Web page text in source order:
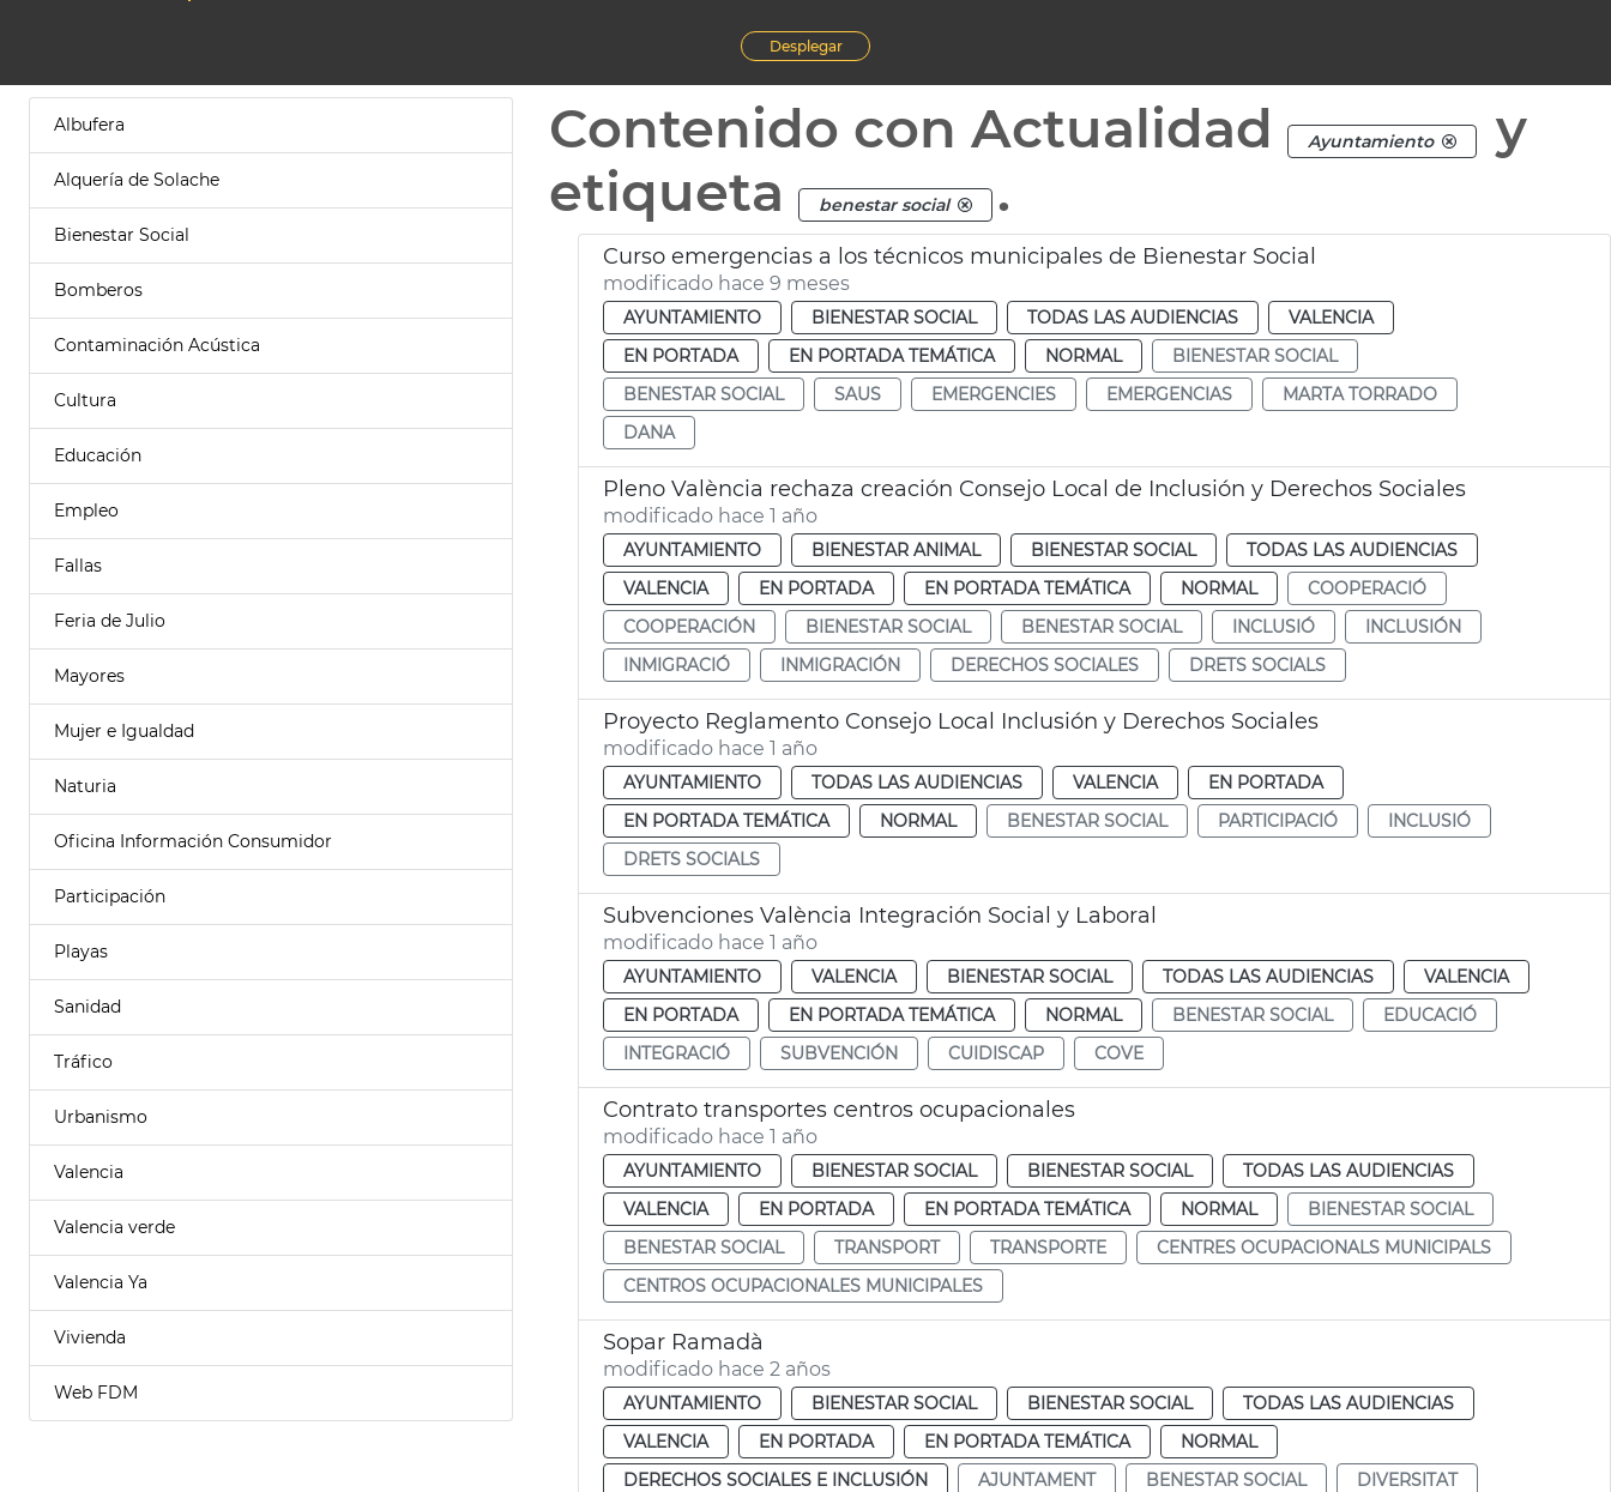
Desplegar
Albufera
Alquería de Solache
Bienestar Social
Bomberos
Contaminación Acústica
Cultura
Educación
Empleo
Fallas
Feria de Julio
Mayores
Mujer e Igualdad
Naturia
Oficina Información Consumidor
Participación
Playas
Sanidad
Tráfico
Urbanismo
Valencia
Valencia verde
Valencia Ya
Vivienda
Web FDM
Contenido con Actualidad Ayuntamiento
y
etiqueta
benestar social .
Curso emergencias a los técnicos municipales de Bienestar Social
modificado hace 9 meses
AYUNTAMIENTO BIENESTAR SOCIAL TODAS LAS AUDIENCIAS
VALENCIA
EN PORTADA
EN PORTADA TEMÁTICA NORMAL
BIENESTAR SOCIAL
BENESTAR SOCIAL
SAUS EMERGENCIES EMERGENCIAS
MARTA TORRADO
DANA
Pleno València rechaza creación Consejo Local de Inclusión y Derechos Sociales
modificado hace 1 año
AYUNTAMIENTO BIENESTAR ANIMAL BIENESTAR SOCIAL
TODAS LAS AUDIENCIAS
VALENCIA
EN PORTADA EN PORTADA TEMÁTICA NORMAL
COOPERACIÓ
COOPERACIÓN
BIENESTAR SOCIAL BENESTAR SOCIAL INCLUSIÓ
INCLUSIÓN
INMIGRACIÓ
INMIGRACIÓN DERECHOS SOCIALES DRETS SOCIALS
Proyecto Reglamento Consejo Local Inclusión y Derechos Sociales
modificado hace 1 año
AYUNTAMIENTO TODAS LAS AUDIENCIAS VALENCIA
EN PORTADA
EN PORTADA TEMÁTICA
NORMAL BENESTAR SOCIAL PARTICIPACIÓ
INCLUSIÓ
DRETS SOCIALS
Subvenciones València Integración Social y Laboral
modificado hace 1 año
AYUNTAMIENTO VALENCIA BIENESTAR SOCIAL TODAS LAS AUDIENCIAS
VALENCIA
EN PORTADA
EN PORTADA TEMÁTICA NORMAL BENESTAR SOCIAL
EDUCACIÓ
INTEGRACIÓ
SUBVENCIÓN CUIDISCAP COVE
Contrato transportes centros ocupacionales
modificado hace 1 año
AYUNTAMIENTO BIENESTAR SOCIAL BIENESTAR SOCIAL
TODAS LAS AUDIENCIAS
VALENCIA
EN PORTADA EN PORTADA TEMÁTICA NORMAL
BIENESTAR SOCIAL
BENESTAR SOCIAL
TRANSPORT TRANSPORTE
CENTRES OCUPACIONALS MUNICIPALS
CENTROS OCUPACIONALES MUNICIPALES
Sopar Ramadà
modificado hace 2 años
AYUNTAMIENTO BIENESTAR SOCIAL BIENESTAR SOCIAL
TODAS LAS AUDIENCIAS
VALENCIA
EN PORTADA EN PORTADA TEMÁTICA
NORMAL
DERECHOS SOCIALES E INCLUSIÓN
AJUNTAMENT BENESTAR SOCIAL
DIVERSITAT